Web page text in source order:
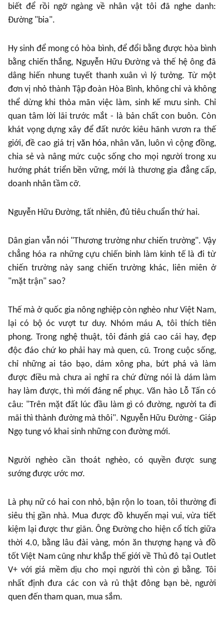
biết để rồi ngỡ ngàng về nhân vật tôi đã nghe danh:
Đường "bia".
Hy sinh để mong có hòa bình, để đổi bằng được hòa bình
bằng chiến thắng, Nguyễn Hữu Đường và thế hệ ông đã
dâng hiến nhung tuyết thanh xuân vì lý tưởng. Từ một
đơn vị nhỏ thành Tập đoàn Hòa Bình, không chỉ và không
thể dừng khi thỏa mãn việc làm, sinh kế mưu sinh. Chỉ
quan tâm lời lãi trước mắt - là bản chất con buôn. Còn
khát vọng dựng xây để đất nước kiêu hãnh vươn ra thế
giới, đề cao giá trị văn hóa, nhân văn, luôn vì cộng đồng,
chia sẻ và nâng mức cuộc sống cho mọi người trong xu
hướng phát triển bền vững, mới là thương gia đẳng cấp,
doanh nhân tầm cỡ.
Nguyễn Hữu Đường, tất nhiên, đủ tiêu chuẩn thứ hai.
Dân gian vẫn nói "Thương trường như chiến trường". Vậy
chẳng hóa ra những cựu chiến binh làm kinh tế là đi từ
chiến trường này sang chiến trường khác, liên miên ở
"mặt trận" sao?
Thế mà ở quốc gia nông nghiệp còn nghèo như Việt Nam,
lại có bộ óc vượt tư duy. Nhóm máu A, tôi thích tiên
phong. Trong nghệ thuật, tôi đánh giá cao cái hay, đẹp
độc đáo chứ ko phải hay mà quen, cũ. Trong cuộc sống,
chỉ những ai táo bạo, dám xông pha, bứt phá và làm
được điều mà chưa ai nghĩ ra chứ đừng nói là dám làm
hay làm được, thì mới đáng nể phục. Văn hào Lỗ Tấn có
câu: "Trên mặt đất lúc đầu làm gì có đường, người ta đi
mãi thì thành đường mà thôi". Nguyễn Hữu Đường - Giáp
Ngọ tung vó khai sinh những con đường mới.
Người nghèo cần thoát nghèo, có quyền được sung
sướng được ước mơ.
Là phụ nữ có hai con nhỏ, bận rộn lo toan, tôi thường đi
siêu thị gần nhà. Mua được đồ khuyến mại vui, vừa tiết
kiệm lại được thư giãn. Ông Đường cho hiện cổ tích giữa
thời 4.0, bằng lâu đài vàng, món ăn thượng hạng và đồ
tốt Việt Nam cũng như khắp thế giới về Thủ đô tại Outlet
V+ với giá mềm dịu cho mọi người thì còn gì bằng. Tôi
nhất định đưa các con và rủ thật đông bạn bè, người
quen đến tham quan, mua sắm.